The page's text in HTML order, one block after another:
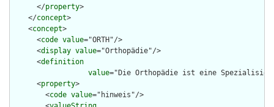
      </
property>
    </
concept>
    <
concept>
      <
code value="ORTH"/>
      <
display value="Orthopädie"/>
      <
definition
value="Die Orthopädie ist eine
      <
property>
        <
code value="hinweis"/>